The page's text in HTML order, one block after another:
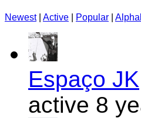
Newest Active Popular
Espaço JK
active 8